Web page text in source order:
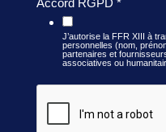
Accord RGPD *
J’autorise la FFR XIII à
personnelles (nom,
partenaires et
associatives ou